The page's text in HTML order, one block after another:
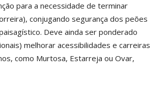
para a necessidade de terminar
conjugando segurança dos peões
Deve ainda ser ponderado
melhorar acessibilidades e carreiras
como Murtosa, Estarreja ou Ovar,